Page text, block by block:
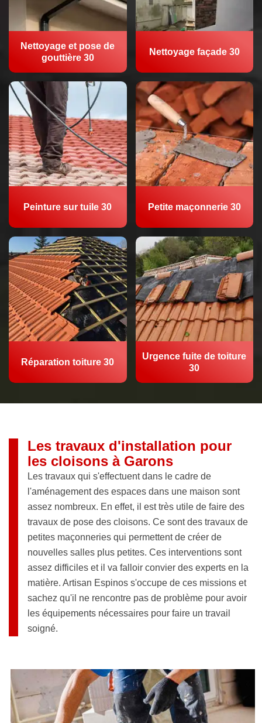
Nettoyage et pose de
gouttière 30
Nettoyage façade 30
Peinture sur tuile 30 Petite maçonnerie 30
Réparation toiture 30
Urgence fuite de toiture
30
Les travaux d'installation pour
les cloisons à Garons
Les travaux qui s'effectuent dans le cadre de
l'aménagement des espaces dans une maison sont
assez nombreux. En effet, il est très utile de faire des
travaux de pose des cloisons. Ce sont des travaux de
petites maçonneries qui permettent de créer de
nouvelles salles plus petites. Ces interventions sont
assez difficiles et il va falloir convier des experts en la
matière. Artisan Espinos s'occupe de ces missions et
sachez qu'il ne rencontre pas de problème pour avoir
les équipements nécessaires pour faire un travail
soigné.